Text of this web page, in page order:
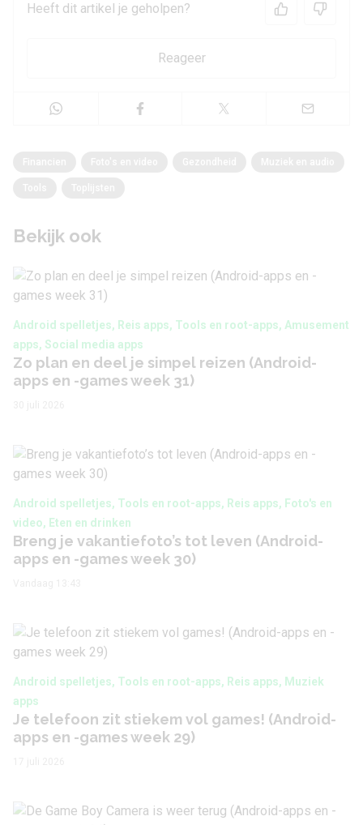
Heeft dit artikel je geholpen?
Reageer
Bekijk ook
Android spelletjes, Reis apps, Tools en root-apps, Amusement
apps, Social media apps
Zo plan en deel je simpel reizen (Android-
apps en -games week 31)
Android spelletjes, Tools en root-apps, Reis apps, Foto's en
video, Eten en drinken
Breng je vakantiefoto’s tot leven (Android-
apps en -games week 30)
Android spelletjes, Tools en root-apps, Reis apps, Muziek
apps
Je telefoon zit stiekem vol games! (Android-
apps en -games week 29)